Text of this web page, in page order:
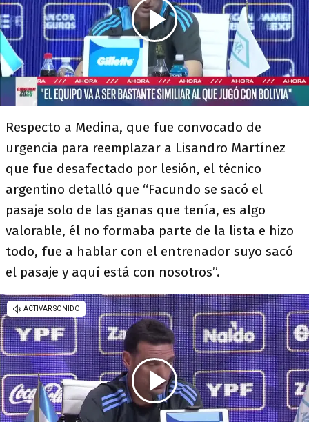
Respecto a Medina, que fue convocado de
urgencia para reemplazar a Lisandro Martínez
que fue desafectado por lesión, el técnico
argentino detalló que “Facundo se sacó el
pasaje solo de las ganas que tenía, es algo
valorable, él no formaba parte de la lista e hizo
todo, fue a hablar con el entrenador suyo sacó
el pasaje y aquí está con nosotros”.